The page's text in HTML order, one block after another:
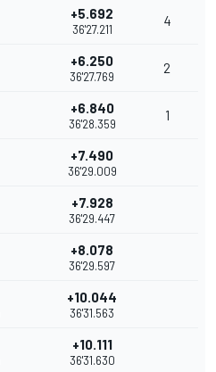
+5.692
36'27.211
4
+6.250
36'27.769
2
+6.840
36'28.359
1
+7.490
36'29.009
+7.928
36'29.447
+8.078
36'29.597
+10.044
36'31.563
+10.111
36'31.630